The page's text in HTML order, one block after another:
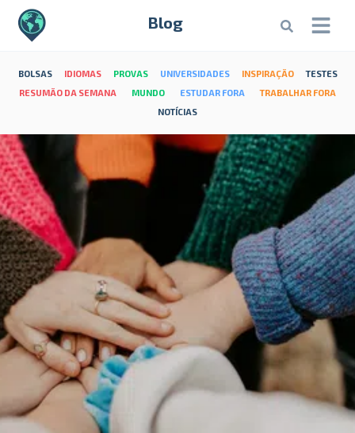
Blog
BOLSAS IDIOMAS PROVAS UNIVERSIDADES INSPIRAÇÃO
TESTES
RESUMÃO DA SEMANA
MUNDO ESTUDAR FORA
TRABALHAR FORA
NOTÍCIAS